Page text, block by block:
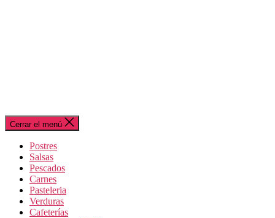
Cerrar el menú
Postres
Salsas
Pescados
Carnes
Pasteleria
Verduras
Cafeterías